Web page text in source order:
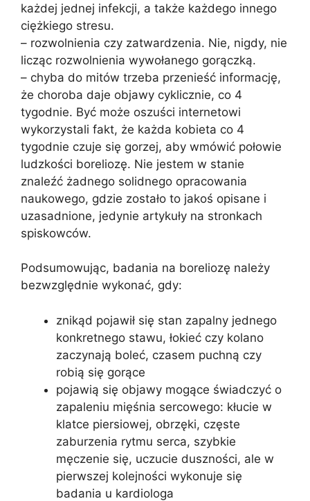
każdej jednej infekcji, a także każdego innego
ciężkiego stresu.
– rozwolnienia czy zatwardzenia. Nie, nigdy, nie
licząc rozwolnienia wywołanego gorączką.
– chyba do mitów trzeba przenieść informację,
że choroba daje objawy cyklicznie, co 4
tygodnie. Być może oszuści internetowi
wykorzystali fakt, że każda kobieta co 4
tygodnie czuje się gorzej, aby wmówić połowie
ludzkości boreliozę. Nie jestem w stanie
znaleźć żadnego solidnego opracowania
naukowego, gdzie zostało to jakoś opisane i
uzasadnione, jedynie artykuły na stronkach
spiskowców.
Podsumowując, badania na boreliozę należy
bezwzględnie wykonać, gdy:
znikąd pojawił się stan zapalny jednego
konkretnego stawu, łokieć czy kolano
zaczynają boleć, czasem puchną czy
robią się gorące
pojawią się objawy mogące świadczyć o
zapaleniu mięśnia sercowego: kłucie w
klatce piersiowej, obrzęki, częste
zaburzenia rytmu serca, szybkie
męczenie się, uczucie duszności, ale w
pierwszej kolejności wykonuje się
badania u kardiologa